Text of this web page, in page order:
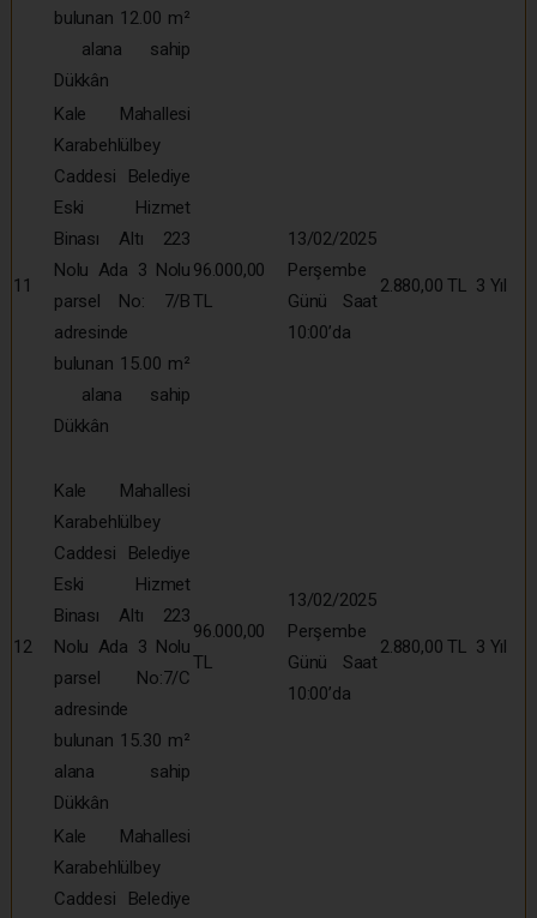
bulunan 12.00 m²
alana sahip
Dükkân
11
Kale Mahallesi
Karabehlülbey
Caddesi Belediye
Eski Hizmet
Binası Altı 223
Nolu Ada 3 Nolu
parsel No: 7/B
adresinde
bulunan 15.00 m²
alana sahip
Dükkân
96.000,00
TL
13/02/2025
Perşembe
Günü Saat
10:00’da
2.880,00 TL 3 Yıl
12
Kale Mahallesi
Karabehlülbey
Caddesi Belediye
Eski Hizmet
Binası Altı 223
Nolu Ada 3 Nolu
parsel No:7/C
adresinde
bulunan 15.30 m²
alana sahip
Dükkân
96.000,00
TL
13/02/2025
Perşembe
Günü Saat
10:00’da
2.880,00 TL 3 Yıl
Kale Mahallesi
Karabehlülbey
Caddesi Belediye